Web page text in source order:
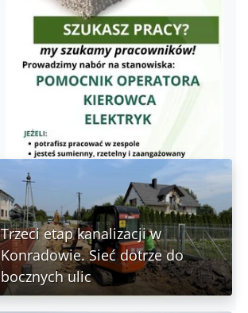
Trzeci etap kanalizacji w
Konradowie. Sieć dotrze do
bocznych ulic